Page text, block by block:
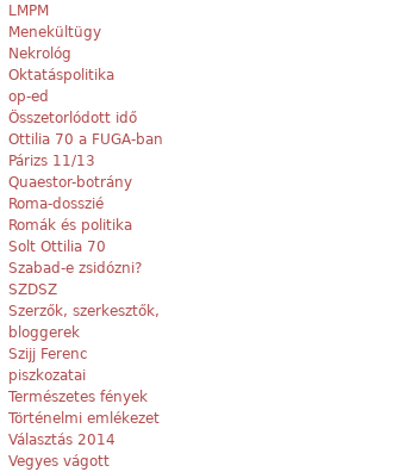
LMPM
Menekültügy
Nekrológ
Oktatáspolitika
op-ed
Összetorlódott idő
Ottilia 70 a FUGA-ban
Párizs 11/13
Quaestor-botrány
Roma-dosszié
Romák és politika
Solt Ottilia 70
Szabad-e zsidózni?
SZDSZ
Szerzők, szerkesztők,
bloggerek
Szijj Ferenc
piszkozatai
Természetes fények
Történelmi emlékezet
Választás 2014
Vegyes vágott